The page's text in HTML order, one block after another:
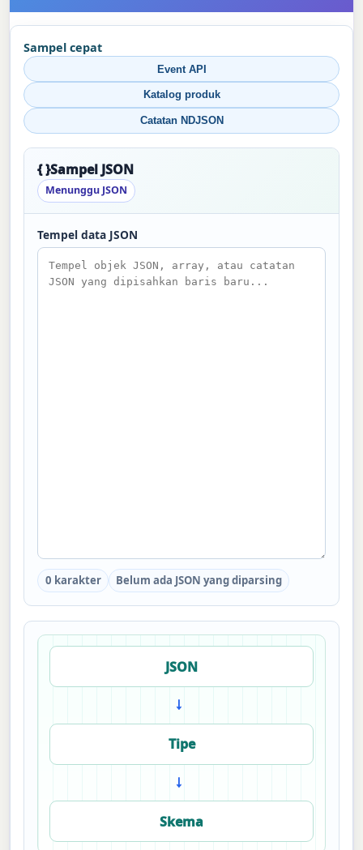
Sampel cepat
Event API
Katalog produk
Catatan NDJSON
{ }Sampel JSON
Menunggu JSON
Tempel data JSON
0 karakter Belum ada JSON yang diparsing
JSON
→
Tipe
→
Skema